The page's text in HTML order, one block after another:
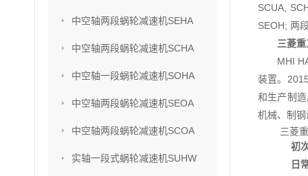
中空轴两段蜗轮减速机SEHA
中空轴两段蜗轮减速机SCHA
中空轴一段蜗轮减速机SOHA
中空轴两段蜗轮减速机SEOA
中空轴两段蜗轮减速机SCOA
实轴一段式蜗轮减速机SUHW
SCUA,
SEOH; 两
三菱
MHI
装置。
和生产制
机械、制
三菱
初
日